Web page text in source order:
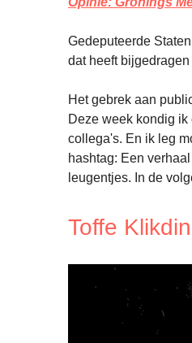
Gedeputeerde
dat heeft
Het gebrek aan
Deze week kondig
collega's. En ik leg
hashtag: Een
leugentjes. In de
Toffe